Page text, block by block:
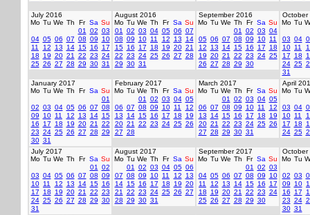
July 2016
Mo Tu We Th Fr Sa Su
01
02 03
04 05 06 07 08 09
10
11
12 13 14 15 16
17
18
19 20 21 22 23 24
25 26 27 28 29 30 31
August 2016
Mo Tu We Th Fr Sa Su
01
02 03 04 05 06 07
08 09 10 11 12 13
14
15 16 17 18 19 20 21
22 23 24 25 26 27 28
29 30 31
September 2016
Mo Tu We Th Fr Sa Su
01
02 03 04
05 06 07 08 09 10 11
12
13 14 15 16 17
18
19 20 21 22 23 24 25
26 27 28 29 30
October
Mo Tu
03 04
10 11
17
18
24 25
31
January 2017
Mo Tu We Th Fr Sa Su
01
02 03 04 05 06 07 08
09
10 11 12 13 14 15
16
17 18 19 20 21
22
23 24 25 26 27 28 29
30 31
February 2017
Mo Tu We Th Fr Sa Su
01
02 03 04 05
06 07 08 09 10 11
12
13
14 15 16 17 18
19
20 21 22 23 24 25 26
27 28
March 2017
Mo Tu We Th Fr Sa Su
01
02 03 04 05
06 07 08 09 10 11
12
13
14 15 16 17 18
19
20 21 22 23 24 25 26
27 28 29 30 31
April
Mo Tu
03 04
10 11
17
18
24 25
July 2017
Mo Tu We Th Fr Sa Su
01
02
03 04 05 06 07 08 09
10 11 12 13 14 15 16
17
18 19 20 21 22 23
24 25 26 27 28 29 30
31
August 2017
Mo Tu We Th Fr Sa Su
01
02 03 04 05 06
07 08 09 10 11 12
13
14 15 16 17 18 19 20
21
22 23 24 25 26 27
28 29 30 31
September 2017
Mo Tu We Th Fr Sa Su
01
02 03
04 05 06 07 08 09
10
11
12 13 14 15 16
17
18
19 20 21 22 23 24
25 26 27 28 29 30
October
Mo Tu
02 03
09
10
16
17
23 24
30 31